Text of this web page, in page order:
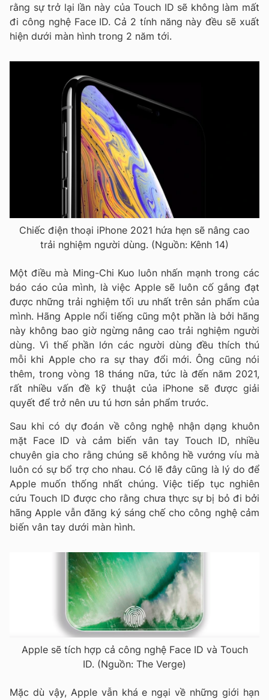
rằng sự trở lại lần này của Touch ID sẽ không làm mất
đi công nghệ Face ID. Cả 2 tính năng này đều sẽ xuất
hiện dưới màn hình trong 2 năm tới.
Chiếc điện thoại iPhone 2021 hứa hẹn sẽ nâng cao
trải nghiệm người dùng. (Nguồn: Kênh 14)
Một điều mà Ming-Chi Kuo luôn nhấn mạnh trong các
báo cáo của mình, là việc Apple sẽ luôn cố gắng đạt
được những trải nghiệm tối ưu nhất trên sản phẩm của
mình. Hãng Apple nổi tiếng cũng một phần là bởi hãng
này không bao giờ ngừng nâng cao trải nghiệm người
dùng. Vì thế phần lớn các người dùng đều thích thú
mỗi khi Apple cho ra sự thay đổi mới. Ông cũng nói
thêm, trong vòng 18 tháng nữa, tức là đến năm 2021,
rất nhiều vấn đề kỹ thuật của iPhone sẽ được giải
quyết để trở nên ưu tú hơn sản phẩm trước.
Sau khi có dự đoán về công nghệ nhận dạng khuôn
mặt Face ID và cảm biến vân tay Touch ID, nhiều
chuyên gia cho rằng chúng sẽ không hề vướng víu mà
luôn có sự bổ trợ cho nhau. Có lẽ đây cũng là lý do để
Apple muốn thống nhất chúng. Việc tiếp tục nghiên
cứu Touch ID được cho rằng chưa thực sự bị bỏ đi bởi
hãng Apple vẫn đăng ký sáng chế cho công nghệ cảm
biến vân tay dưới màn hình.
Apple sẽ tích hợp cả công nghệ Face ID và Touch
ID. (Nguồn: The Verge)
Mặc dù vậy, Apple vẫn khá e ngại về những giới hạn